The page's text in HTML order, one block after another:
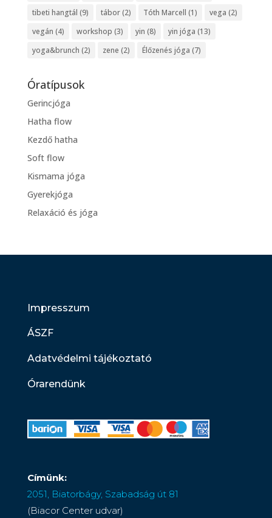
tibeti hangtál (9) tábor(2) Tóth Marcell (1) vega (2)
vegán (4) workshop (3) yin (8) yin jóga (13)
yoga&brunch (2) zene (2) Élőzenés jóga (7)
Óratípusok
Gerincjóga
Hatha flow
Kezdő hatha
Soft flow
Kismama jóga
Gyerekjóga
Relaxáció és jóga
Impresszum
ÁSZF
Adatvédelmi tájékoztató
Órarendünk
Címünk:
2051, Biatorbágy, Szabadság út 81
(Biacor Center udvar)